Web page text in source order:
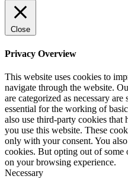
Close
Privacy Overview
This website uses cookies to
navigate through the website.
are categorized as necessary
essential for the working of
also use third-party cookies that
you use this website. These
only with your consent. You
cookies. But opting out of some
on your browsing experience.
Necessary